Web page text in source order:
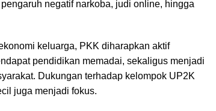
negatif narkoba, judi online, hingga
keluarga, PKK diharapkan aktif
pendidikan memadai, sekaligus menjadi
Dukungan terhadap kelompok UP2K
juga menjadi fokus.